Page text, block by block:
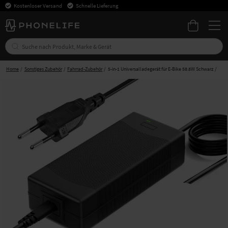
Kostenloser Versand Schnelle Lieferung
Home Sonstiges Zubehör Fahrrad-Zubehör 5-in-1 Universalladegerät für E-Bike 58.8W Schwarz